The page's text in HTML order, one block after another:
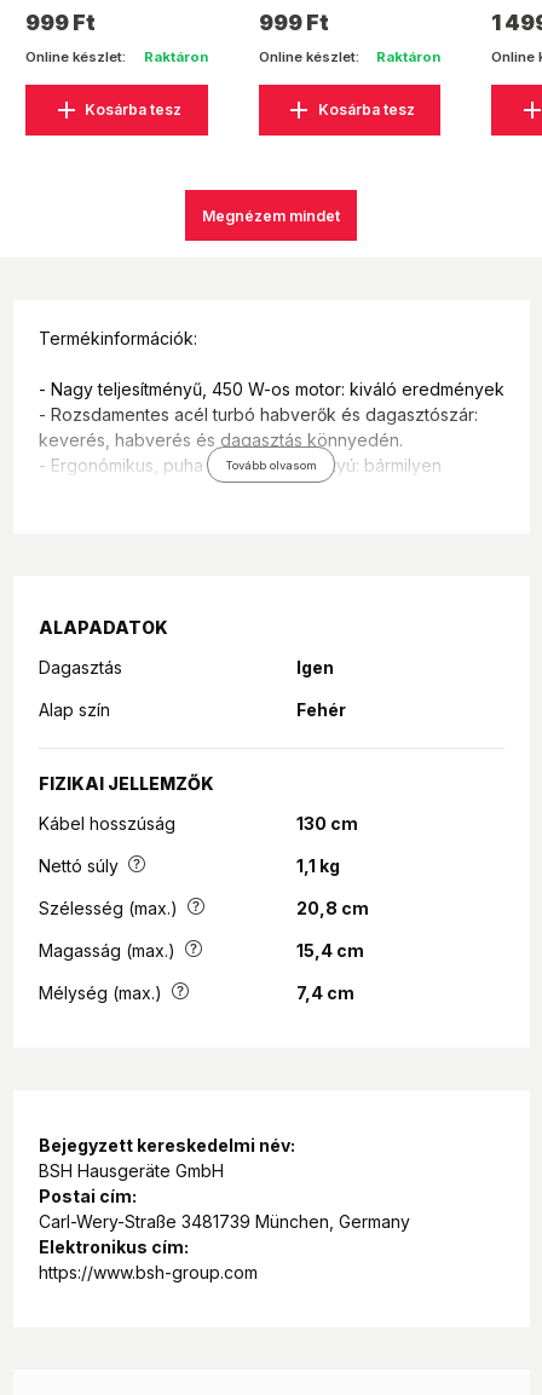
csatolható műanyag
999 Ft
Online készlet: Raktáron
Kosárba tesz
tetővel
999 Ft
Online készlet: Raktáron
Kosárba tesz
1
Online
Megnézem mindet
Termékinformációk:
- Nagy teljesítményű, 450 W-os motor: kiváló eredmények
- Rozsdamentes acél turbó habverők és dagasztószár:
keverés, habverés és dagasztás könnyedén.
- Ergonómikus, puha tapintású fogantyú: bármilyen
- Kioldógomb: egy gombnyomással kioldhatók a
- 2 nagy hatékonyságú turbo keverőbetét az optimális
- 2 stabil dagasztóbetét
- Csatlakoztatható botmixer feltét
Tovább olvasom
ALAPADATOK
Dagasztás
Igen
Alap szín Fehér
FIZIKAI JELLEMZŐK
Kábel hosszúság
130 cm
Nettó súly 1,1 kg
Szélesség (max.) 20,8 cm
Magasság (max.) 15,4 cm
Mélység (max.) 7,4 cm
Bejegyzett kereskedelmi név:
BSH Hausgeräte GmbH
Postai cím:
Carl-Wery-Straße 3481739 München, Germany
Elektronikus cím:
https://www.bsh-group.com